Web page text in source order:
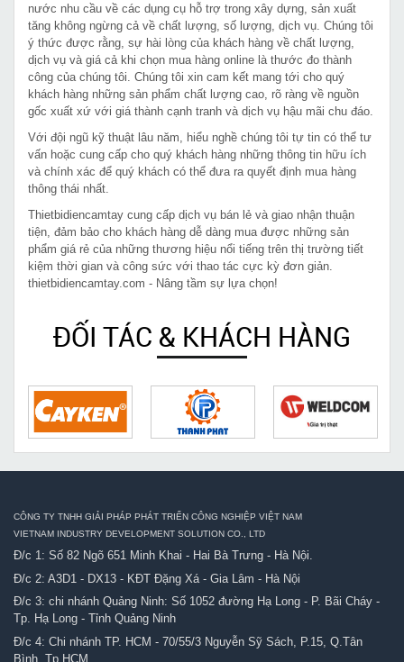
nước nhu cầu về các dụng cụ hỗ trợ trong xây dựng, sản xuất
tăng không ngừng cả về chất lượng, số lượng, dịch vụ. Chúng tôi
ý thức được rằng, sự hài lòng của khách hàng về chất lượng,
dịch vụ và giá cả khi chọn mua hàng online là thước đo thành
công của chúng tôi. Chúng tôi xin cam kết mang tới cho quý
khách hàng những sản phẩm chất lượng cao, rõ ràng về nguồn
gốc xuất xứ với giá thành cạnh tranh và dịch vụ hậu mãi chu đáo.
Với đội ngũ kỹ thuật lâu năm, hiểu nghề chúng tôi tự tin có thể tư
vấn hoặc cung cấp cho quý khách hàng những thông tin hữu ích
và chính xác để quý khách có thể đưa ra quyết định mua hàng
thông thái nhất.
Thietbidiencamtay cung cấp dịch vụ bán lẻ và giao nhận thuận
tiện, đảm bảo cho khách hàng dễ dàng mua được những sản
phẩm giá rẻ của những thương hiệu nổi tiếng trên thị trường tiết
kiệm thời gian và công sức với thao tác cực kỳ đơn giản.
thietbidiencamtay.com - Nâng tầm sự lựa chọn!
ĐỐI TÁC & KHÁCH HÀNG
CÔNG TY TNHH GIẢI PHÁP PHÁT TRIỂN CÔNG NGHIỆP VIỆT NAM
VIETNAM INDUSTRY DEVELOPMENT SOLUTION CO., LTD
Đ/c 1: Số 82 Ngõ 651 Minh Khai - Hai Bà Trưng - Hà Nội.
Đ/c 2: A3D1 - DX13 - KĐT Đặng Xá - Gia Lâm - Hà Nội
Đ/c 3: chi nhánh Quảng Ninh: Số 1052 đường Hạ Long - P. Bãi Cháy -
Tp. Hạ Long - Tỉnh Quảng Ninh
Đ/c 4: Chi nhánh TP. HCM - 70/55/3 Nguyễn Sỹ Sách, P.15, Q.Tân
Bình, Tp.HCM